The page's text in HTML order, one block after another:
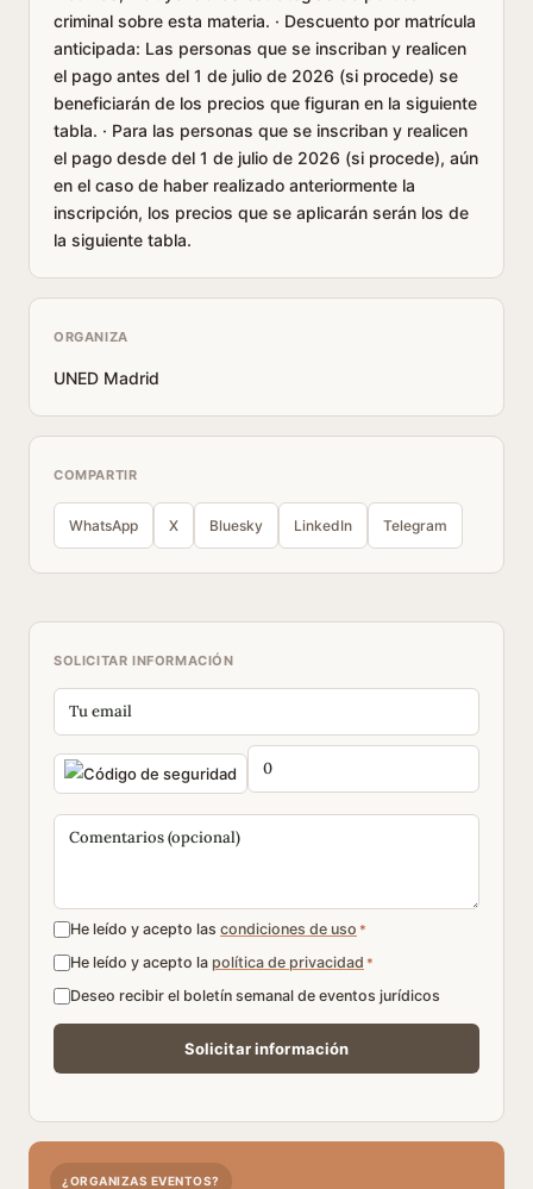
criminal sobre esta materia. · Descuento por matrícula
anticipada: Las personas que se inscriban y realicen
el pago antes del 1 de julio de 2026 (si procede) se
beneficiarán de los precios que figuran en la siguiente
tabla. · Para las personas que se inscriban y realicen
el pago desde del 1 de julio de 2026 (si procede), aún
en el caso de haber realizado anteriormente la
inscripción, los precios que se aplicarán serán los de
la siguiente tabla.
ORGANIZA
UNED Madrid
COMPARTIR
WhatsApp X Bluesky LinkedIn Telegram
SOLICITAR INFORMACIÓN
He leído y acepto las condiciones de uso *
He leído y acepto la política de privacidad *
Deseo recibir el boletín semanal de eventos jurídicos
¿ORGANIZAS EVENTOS?